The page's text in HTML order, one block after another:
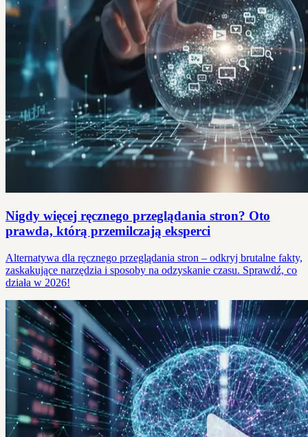
Nigdy więcej ręcznego przeglądania stron? Oto
prawda, którą przemilczają eksperci
Alternatywa dla ręcznego przeglądania stron – odkryj brutalne fakty,
zaskakujące narzędzia i sposoby na odzyskanie czasu. Sprawdź, co
działa w 2026!